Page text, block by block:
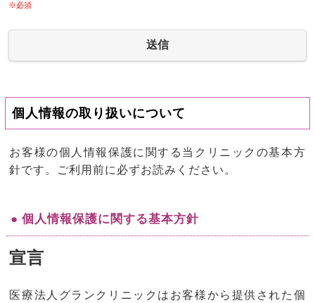
※必須
送信
個人情報の取り扱いについて
お客様の個人情報保護に関する当クリニックの基本方
針です。ご利用前に必ずお読みください。
● 個人情報保護に関する基本方針
宣言
医療法人グランクリニックはお客様から提供された個